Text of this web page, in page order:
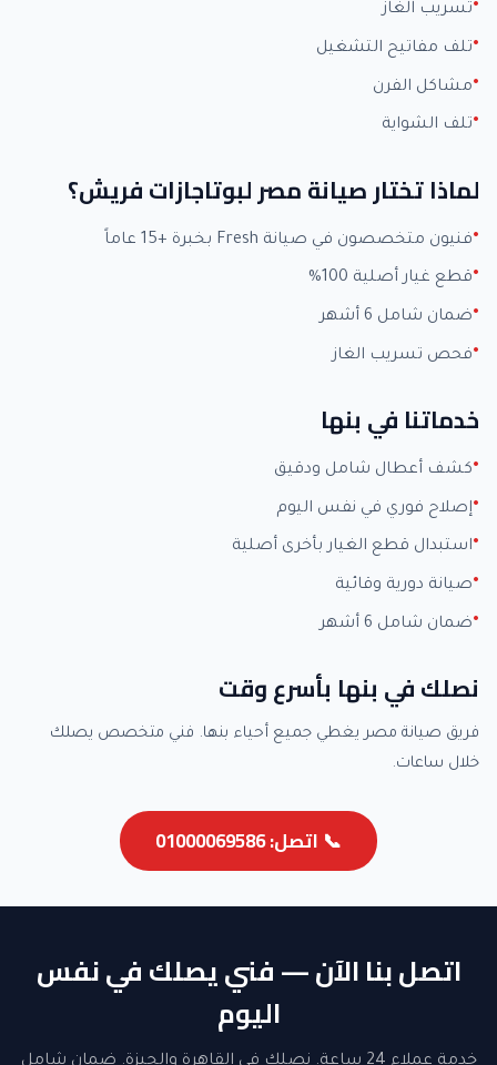
تسريب الغاز
تلف مفاتيح التشغيل
مشاكل الفرن
تلف الشواية
لماذا تختار صيانة مصر لبوتاجازات فريش؟
فنيون متخصصون في صيانة Fresh بخبرة +15 عاماً
قطع غيار أصلية 100%
ضمان شامل 6 أشهر
فحص تسريب الغاز
خدماتنا في بنها
كشف أعطال شامل ودقيق
إصلاح فوري في نفس اليوم
استبدال قطع الغيار بأخرى أصلية
صيانة دورية وقائية
ضمان شامل 6 أشهر
نصلك في بنها بأسرع وقت
فريق صيانة مصر يغطي جميع أحياء بنها. فني متخصص يصلك
خلال ساعات.
📞 اتصل: 01000069586
اتصل بنا الآن — فني يصلك في نفس
اليوم